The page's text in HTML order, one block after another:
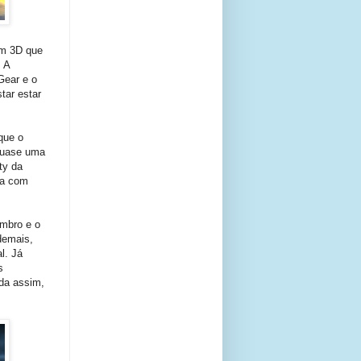
3D que
A
e o
estar
o
uma
da
com
e o
Já
assim,